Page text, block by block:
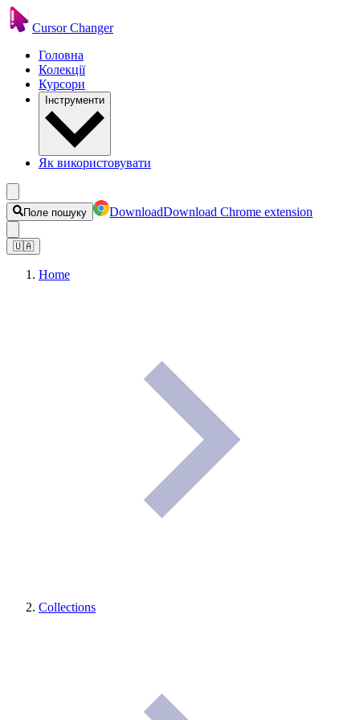
Cursor Changer
Головна
Колекції
Курсори
Інструменти
Як використовувати
Поле пошуку DownloadDownload Chrome extension
🇺🇦
Home
Collections